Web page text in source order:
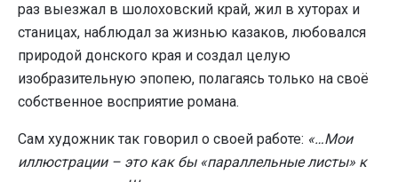
раз выезжал в шолоховский край, жил в хуторах и
станицах, наблюдал за жизнью казаков, любовался
природой донского края и создал целую
изобразительную эпопею, полагаясь только на своё
собственное восприятие романа.
Сам художник так говорил о своей работе: «…Мои
иллюстрации – это как бы «параллельные листы» к